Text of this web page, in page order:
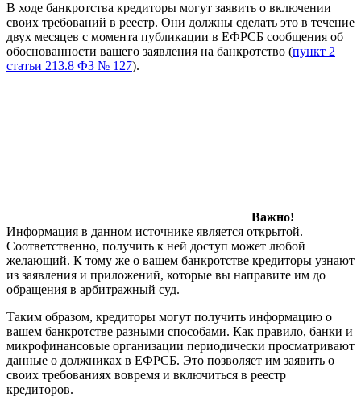
В ходе банкротства кредиторы могут заявить о включении
своих требований в реестр. Они должны сделать это в течение
двух месяцев с момента публикации в ЕФРСБ сообщения об
обоснованности вашего заявления на банкротство (пункт 2
статьи 213.8 ФЗ № 127).
Важно!
Информация в данном источнике является открытой.
Соответственно, получить к ней доступ может любой
желающий. К тому же о вашем банкротстве кредиторы узнают
из заявления и приложений, которые вы направите им до
обращения в арбитражный суд.
Таким образом, кредиторы могут получить информацию о
вашем банкротстве разными способами. Как правило, банки и
микрофинансовые организации периодически просматривают
данные о должниках в ЕФРСБ. Это позволяет им заявить о
своих требованиях вовремя и включиться в реестр
кредиторов.